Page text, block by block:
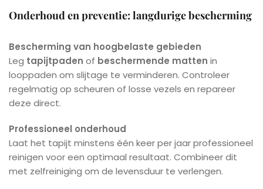
Onderhoud en preventie: langdurige bescherming
Bescherming van hoogbelaste gebieden
Leg tapijtpaden of beschermende matten in
looppaden om slijtage te verminderen. Controleer
regelmatig op scheuren of losse vezels en repareer
deze direct.
Professioneel onderhoud
Laat het tapijt minstens één keer per jaar professioneel
reinigen voor een optimaal resultaat. Combineer dit
met zelfreiniging om de levensduur te verlengen.